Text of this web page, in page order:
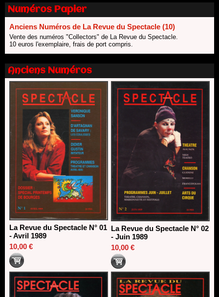
18/06/2026
Les 10 lauréats du Fonds Grandes Formes Théâtre 2026
SACD
13/06/2026
Nomination de Nathalie Garraud et Olivier Saccomano à la
13/06/2026
Dispositif SACD Auteurs d'espaces : les lauréats 2026
18/03/2026
Numéros Papier
Anciens Numéros de La Revue du Spectacle (10)
Vente des numéros "Collectors" de La Revue du Spectacle.
10 euros l'exemplaire, frais de port compris.
Anciens Numéros
La Revue du Spectacle N° 01
- Avril 1989
10,00 €
La Revue du Spectacle N° 02
- Juin 1989
10,00 €